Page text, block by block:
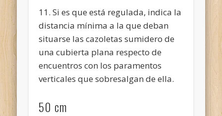
11. Si es que está regulada, indica la
distancia mínima a la que deban
situarse las cazoletas sumidero de
una cubierta plana respecto de
encuentros con los paramentos
verticales que sobresalgan de ella.
50 cm